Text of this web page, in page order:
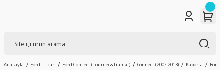
Anasayfa Ford - Ticari Ford Connect (Tourneo&Transit) Connect (2002-2013) Kaporta